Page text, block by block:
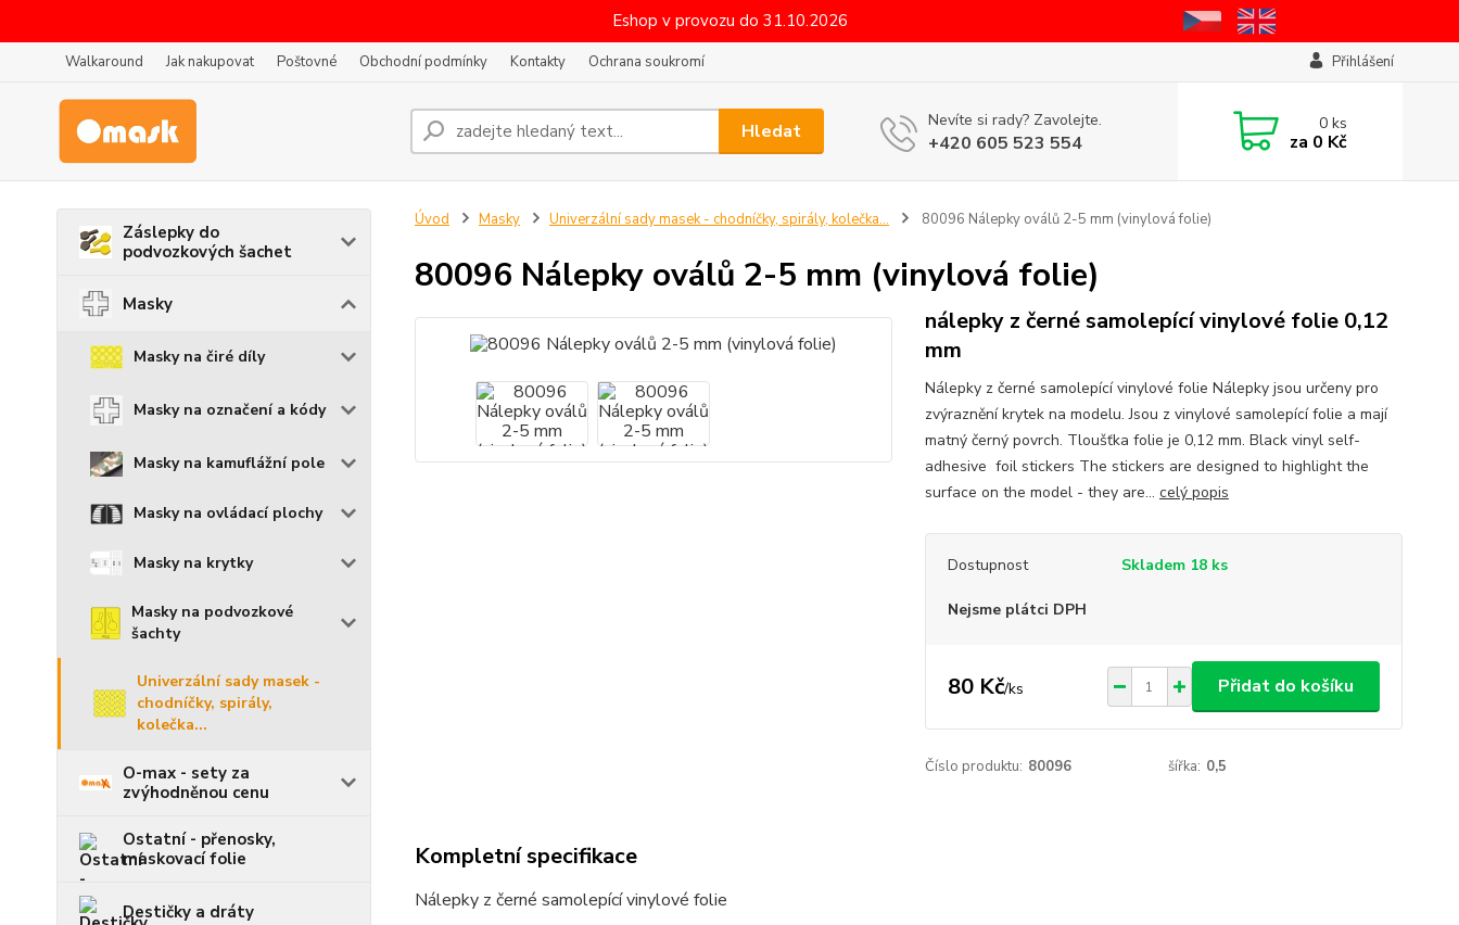
Eshop v provozu do 31.10.2026
Walkaround Jak nakupovat Poštovné Obchodní podmínky Kontakty Ochrana soukromí Přihlášení
Hledat Nevíte si rady? Zavolejte.
+420 605 523 554
0ks
za 0 Kč
Záslepky do
podvozkových šachet
Masky
Masky na čiré díly
Masky na označení a kódy
Masky na kamuflážní pole
Masky na ovládací plochy
Masky na krytky
Masky na podvozkové
šachty
Univerzální sady masek -
chodníčky, spirály,
kolečka...
O-max - sety za
zvýhodněnou cenu
Ostatní - přenosky,
maskovací folie
Destičky a dráty
Úvod Masky Univerzální sady masek - chodníčky, spirály, kolečka... 80096 Nálepky oválů 2-5 mm (vinylová folie)
80096 Nálepky oválů 2-5 mm (vinylová folie)
nálepky z černé samolepící vinylové folie 0,12
mm
Nálepky z černé samolepící vinylové folie Nálepky jsou určeny pro
zvýraznění krytek na modelu. Jsou z vinylové samolepící folie a mají
matný černý povrch. Tloušťka folie je 0,12 mm. Black vinyl self-
adhesive foil stickers The stickers are designed to highlight the
surface on the model - they are... celý popis
Dostupnost Skladem 18 ks
Nejsme plátci DPH
80 Kč/ks Přidat do košíku
Číslo produktu: 80096 šířka: 0,5
Kompletní specifikace
Nálepky z černé samolepící vinylové folie